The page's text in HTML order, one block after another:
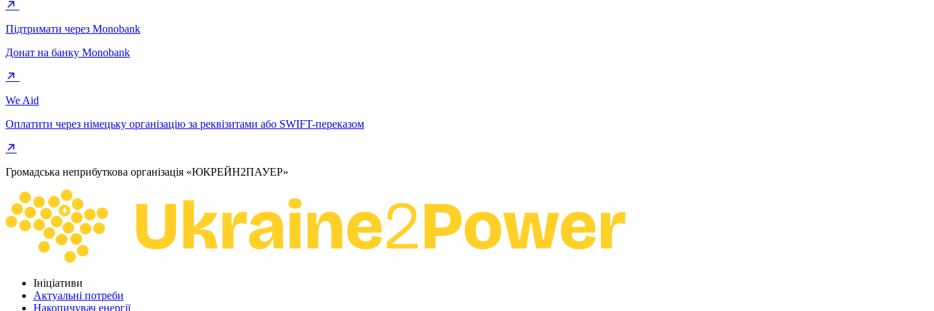
Підтримати через Monobank
Донат на банку Monobank
We Aid
Оплатити через німецьку організацію за реквізитами або SWIFT-переказом
Громадська неприбуткова організація «ЮКРЕЙН2ПАУЕР»
Ініціативи
Актуальні потреби
Накопичувач енергії